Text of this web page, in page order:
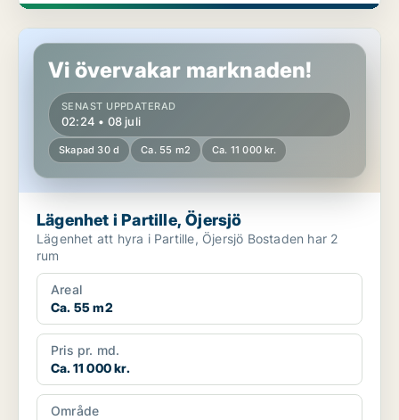
Lägenhet i Partille, Öjersjö
Vi övervakar marknaden!
SENAST UPPDATERAD
02:24 • 08 juli
Skapad 30 d Ca. 55 m2 Ca. 11 000 kr.
Lägenhet i Partille, Öjersjö
Lägenhet att hyra i Partille, Öjersjö Bostaden har 2
rum
Areal
Ca. 55 m2
Pris pr. md.
Ca. 11 000 kr.
Område